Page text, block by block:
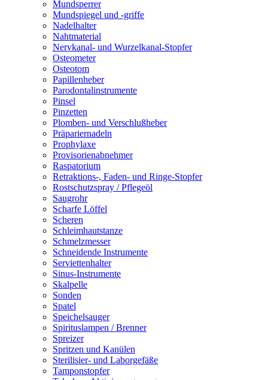
Mundsperrer
Mundspiegel und -griffe
Nadelhalter
Nahtmaterial
Nervkanal- und Wurzelkanal-Stopfer
Osteometer
Osteotom
Papillenheber
Parodontalinstrumente
Pinsel
Pinzetten
Plomben- und Verschlußheber
Präpariernadeln
Prophylaxe
Provisorienabnehmer
Raspatorium
Retraktions-, Faden- und Ringe-Stopfer
Rostschutzspray / Pflegeöl
Saugrohr
Scharfe Löffel
Scheren
Schleimhautstanze
Schmelzmesser
Schneidende Instrumente
Serviettenhalter
Sinus-Instrumente
Skalpelle
Sonden
Spatel
Speichelsauger
Spirituslampen / Brenner
Spreizer
Spritzen und Kanülen
Sterilisier- und Laborgefäße
Tamponstopfer